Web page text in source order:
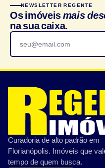
NEWSLETTER REGENTE
Os imóveismais
na sua caixa.
Curadoria de alto padrão em
Florianópolis. Imóveis que
tempo de quem busca.